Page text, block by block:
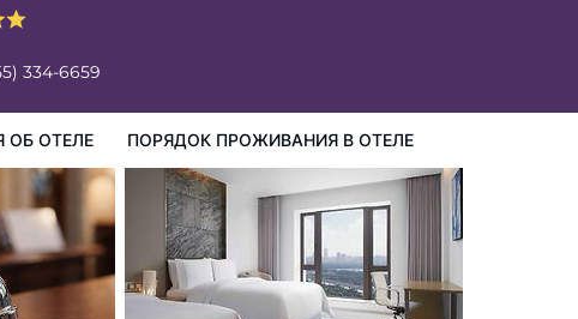
334-6659
ОБ ОТЕЛЕ ПОРЯДОК ПРОЖИВАНИЯ В ОТЕЛЕ